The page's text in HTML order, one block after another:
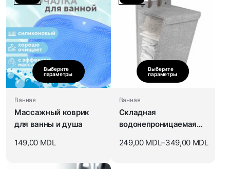
Выберите
параметры
Ванная
Массажный коврик
для ванны и душа
149,00 MDL
Выберите
параметры
Ванная
Складная
водонепроницаемая
249,00 MDL–349,00 MDL